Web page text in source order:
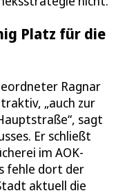
Platz für die
Ragnar
„auch zur
sagt
Er schließt
im AOK-
fehle dort der
aktuell die